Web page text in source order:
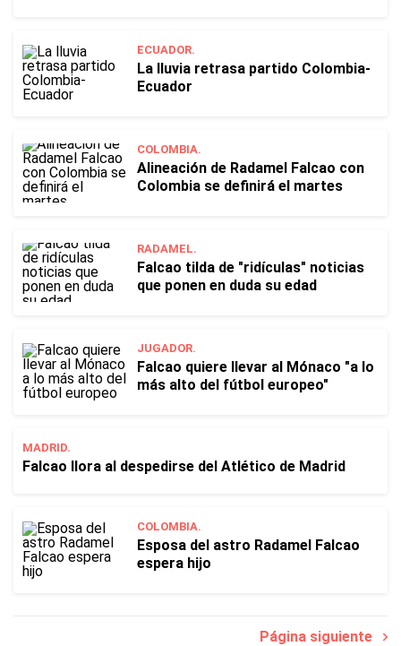
ECUADOR.
La lluvia retrasa partido Colombia-
Ecuador
COLOMBIA.
Alineación de Radamel Falcao con
Colombia se definirá el martes
RADAMEL.
Falcao tilda de "ridículas" noticias
que ponen en duda su edad
JUGADOR.
Falcao quiere llevar al Mónaco "a lo
más alto del fútbol europeo"
MADRID.
Falcao llora al despedirse del Atlético de Madrid
COLOMBIA.
Esposa del astro Radamel Falcao
espera hijo
Página siguiente